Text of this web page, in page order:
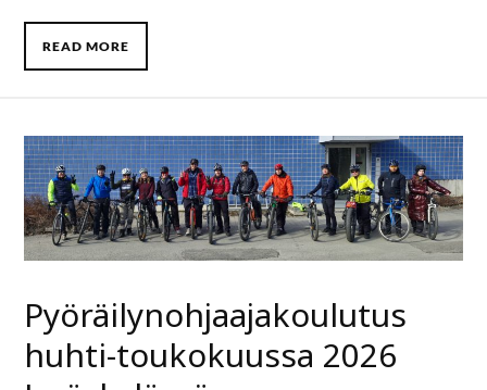
READ MORE
Pyöräilynohjaajakoulutus
huhti-toukokuussa 2026